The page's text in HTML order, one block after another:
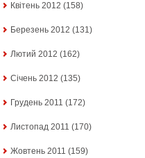
Квітень 2012 (158)
Березень 2012 (131)
Лютий 2012 (162)
Січень 2012 (135)
Грудень 2011 (172)
Листопад 2011 (170)
Жовтень 2011 (159)